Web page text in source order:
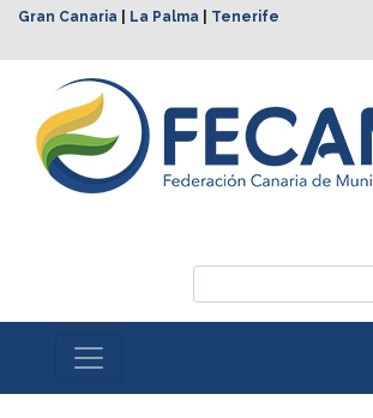
Gran Canaria La Palma Tenerife